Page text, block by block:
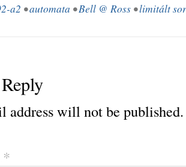
a2 •automata •Bell @ Ross •limitált
address will not be published.
*